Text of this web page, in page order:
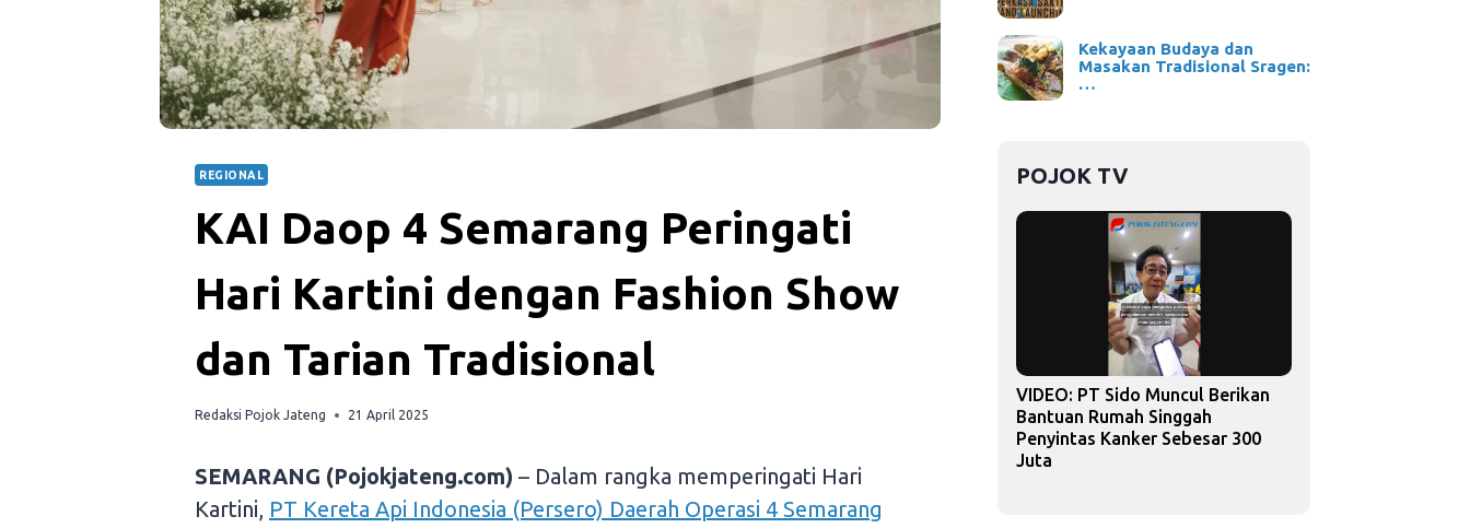
REGIONAL
KAI Daop 4 Semarang Peringati
Hari Kartini dengan Fashion Show
dan Tarian Tradisional
Redaksi Pojok Jateng 21 April 2025
SEMARANG (Pojokjateng.com) – Dalam rangka memperingati Hari
Kartini, PT Kereta Api Indonesia (Persero) Daerah Operasi 4 Semarang
Kekayaan Budaya dan
Masakan Tradisional Sragen:
…
POJOK TV
VIDEO: PT Sido Muncul Berikan
Bantuan Rumah Singgah
Penyintas Kanker Sebesar 300
Juta